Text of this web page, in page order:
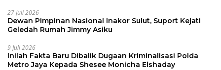
27 Juli 2026
Dewan Pimpinan Nasional Inakor Sulut, Suport Kejati
Geledah Rumah Jimmy Asiku
9 Juli 2026
Inilah Fakta Baru Dibalik Dugaan Kriminalisasi Polda
Metro Jaya Kepada Shesee Monicha Elshaday